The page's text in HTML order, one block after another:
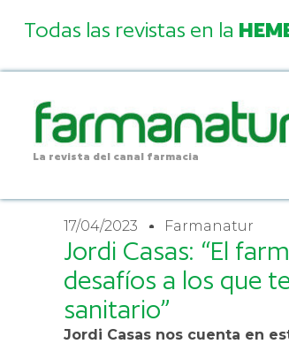
Todas las revistas en la
La revista del canal farmacia
17/04/2023 Farmanatur
Jordi Casas: “El
desafíos a los que
sanitario”
Jordi Casas nos cuenta en